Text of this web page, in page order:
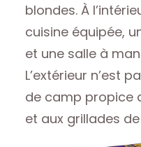
blondes. À
cuisine équipée,
et une salle à
L’extérieur n’est
de camp propice
et aux grillades